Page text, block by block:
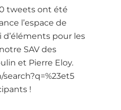
tweets ont été
l’espace de
pour les
SAV des
et Pierre Eloy.
!